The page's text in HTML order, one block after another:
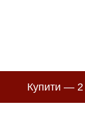
Купити —